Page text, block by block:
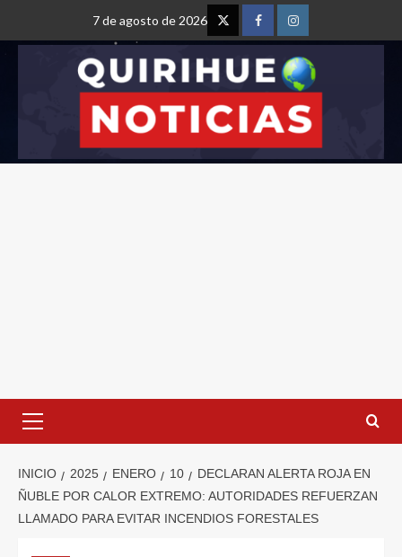
7 de agosto de 2026
INICIO 2025 ENERO 10
DECLARAN ALERTA ROJA EN
ÑUBLE POR CALOR EXTREMO: AUTORIDADES REFUERZAN
LLAMADO PARA EVITAR INCENDIOS FORESTALES